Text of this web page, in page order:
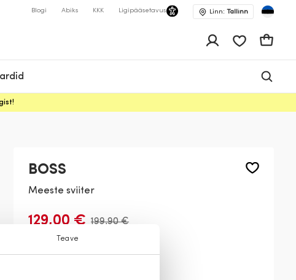
Teave
Blogi Abiks KKK Ligipääsetavus Linn: Tallinn
BOSS
Meeste sviiter
129,00 € 199,90 €